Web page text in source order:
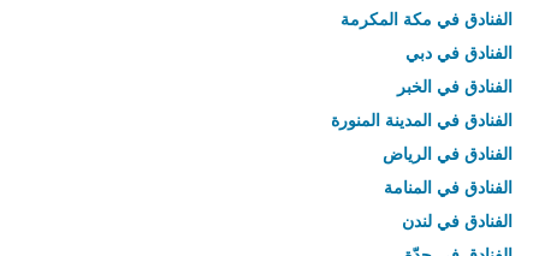
الفنادق في مكة المكرمة
الفنادق في دبي
الفنادق في الخبر
الفنادق في المدينة المنورة
الفنادق في الرياض
الفنادق في المنامة
الفنادق في لندن